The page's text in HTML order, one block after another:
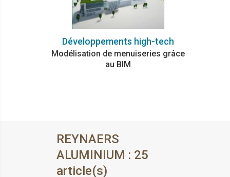
Développements high-tech
Modélisation de menuiseries grâce
au BIM
REYNAERS
ALUMINIUM : 25
article(s)